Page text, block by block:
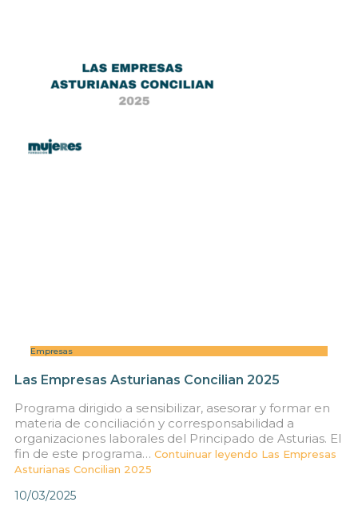
Empresas
Las Empresas Asturianas Concilian 2025
Programa dirigido a sensibilizar, asesorar y formar en
materia de conciliación y corresponsabilidad a
organizaciones laborales del Principado de Asturias. El
fin de este programa… Contuinuar leyendo Las Empresas
Asturianas Concilian 2025
10/03/2025